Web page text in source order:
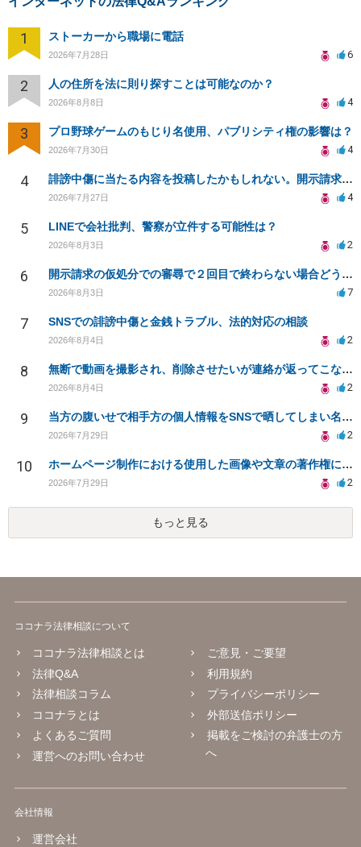
1 ストーカーから職場に電話
2026年7月28日 6
2 人の住所を法に則り探すことは可能なのか？
2026年8月8日 4
3 プロ野球ゲームのもじり名使用、パブリシティ権の影響は？
2026年7月30日 4
4 誹謗中傷に当たる内容を投稿したかもしれない。開示請求や民事刑事裁判に発展しうるのか教えて欲しい。
2026年7月27日 4
5 LINEで会社批判、警察が立件する可能性は？
2026年8月3日 2
6 開示請求の仮処分での審尋で２回目で終わらない場合どうしたらいいですか
2026年8月3日 7
7 SNSでの誹謗中傷と金銭トラブル、法的対応の相談
2026年8月4日 2
8 無断で動画を撮影され、削除させたいが連絡が返ってこない。
2026年8月4日 2
9 当方の腹いせで相手方の個人情報をSNSで晒してしまい名誉毀損させてしまったかもしれない
2026年7月29日 2
10 ホームページ制作における使用した画像や文章の著作権について
2026年7月29日 2
もっと見る
ココナラ法律相談について
ココナラ法律相談とは
法律Q&A
法律相談コラム
ココナラとは
よくあるご質問
運営へのお問い合わせ
ご意見・ご要望
利用規約
プライバシーポリシー
外部送信ポリシー
掲載をご検討の弁護士の方
へ
会社情報
運営会社